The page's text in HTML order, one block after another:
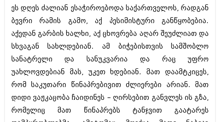
ივლისი 2015 (173)
მაისი 2015 (194)
აპრილი 2015 (208)
მარტი 2015 (365)
თებერვალი 2015 (286)
იანვარი 2015 (247)
დეკემბერი 2014 (342)
ნოემბერი 2014 (290)
ოქტომბერი 2014 (292)
სექტემბერი 2014 (394)
აგვისტო 2014 (248)
ეს დღეს ძალიან ესაჭიროებოდა საქართველოს, რადგან
ბევრი რამის გამო, აქ პესიმისტური განწყობებია.
აქედან გარბის ხალხი, აქ ცხოვრება აღარ შეუძლიათ და
სხვაგან სახლდებიან. ამ ბიჭებისთვის სამშობლო
სანატრელი და სანუკვარია და რაც უფრო
უახლოვდებიან მას, უკეთ ხდებიან. მათ დაამტკიცეს,
რომ საკუთარი წინაპრებივით ძლიერები არიან. მათ
დიდი ვაჟკაცობა ჩაიდინეს – ღირსებით განვლეს ის გზა,
რომელიც მათ წინაპრებს ტანჯვით გაატარეს